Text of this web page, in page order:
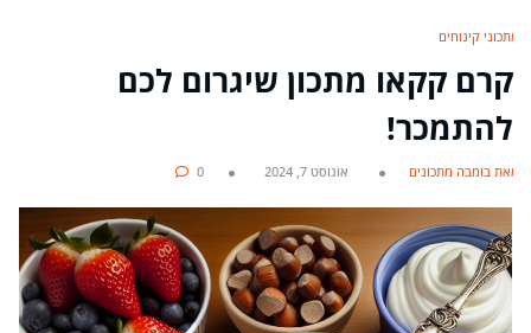
מתכוני קינוחים
קרם קקאו מתכון שיגרום לכם
להתמכר!
מאת בומבה מתכונים אוגוסט 7, 2024 0